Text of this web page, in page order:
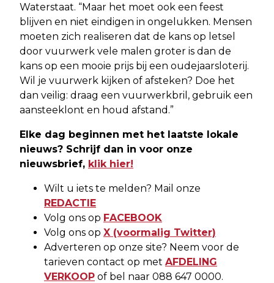
Waterstaat. “Maar het moet ook een feest
blijven en niet eindigen in ongelukken. Mensen
moeten zich realiseren dat de kans op letsel
door vuurwerk vele malen groter is dan de
kans op een mooie prijs bij een oudejaarsloterij.
Wil je vuurwerk kijken of afsteken? Doe het
dan veilig: draag een vuurwerkbril, gebruik een
aansteeklont en houd afstand.”
Elke dag beginnen met het laatste lokale
nieuws? Schrijf dan in voor onze
nieuwsbrief, klik hier!
Wilt u iets te melden? Mail onze
REDACTIE
Volg ons op FACEBOOK
Volg ons op X (voormalig Twitter)
Adverteren op onze site? Neem voor de
tarieven contact op met AFDELING
VERKOOP of bel naar 088 647 0000.